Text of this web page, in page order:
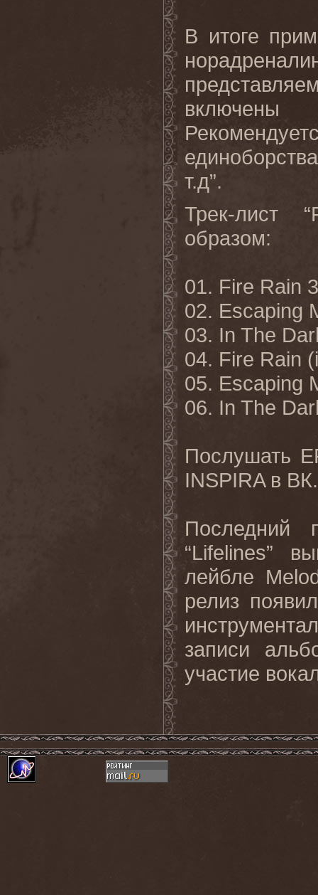
В итоге
включены
т.д”.
Трек-лист
образом:
01. Fire Rain
02. Escaping
03. In The
04. Fire Rain
05. Escaping
06. In The
Послушать
INSPIRA в ВК.
Последний
“Lifelines”
лейбле
релиз
записи
участие